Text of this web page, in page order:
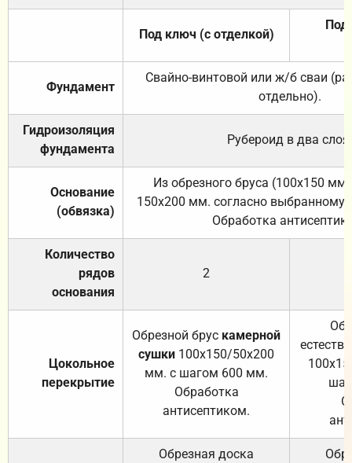
Под ключ (с отделкой)
Под
Фундамент
Свайно-винтовой или ж/б сваи
отдельно).
Гидроизоляция
фундамента
Рубероид в два слоя.
Основание
(обвязка)
Из обрезного бруса (100х150
150х200 мм. согласно выбранному
Обработка
Количество
рядов
основания
2
Цокольное
перекрытие
Обрезной брус камерной
сушки 100х150/50х200
мм. с шагом 600 мм.
Обработка
антисептиком.
Обрезная доска